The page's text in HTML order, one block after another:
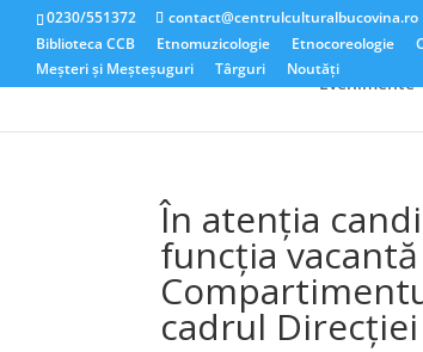
0230/551372
contact@centrulculturalbucovina.ro
Biblioteca CCB
Etnomuzicologie Etnocoreologie
Meșteri și Meșteșuguri
Târguri Noutăți
Evenimente
În atenția
funcția
cadrul Direcției